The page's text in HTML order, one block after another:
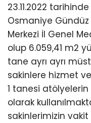
23.11.2022 tarihinde
Osmaniye Gündüz
Merkezi İl Genel
olup 6.059,41 m2
tane ayrı ayrı
sakinlere hizmet
1 tanesi
olarak
sakinlerimizin